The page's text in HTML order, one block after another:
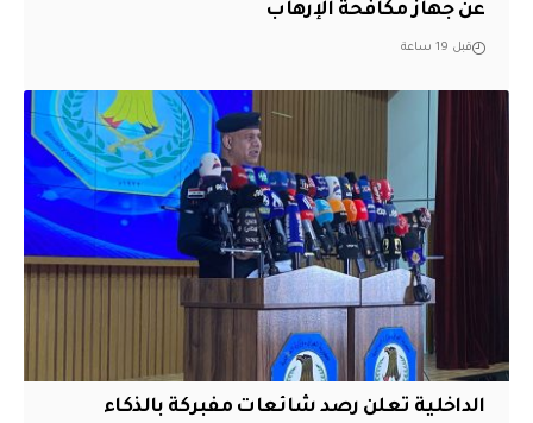
عن جهاز مكافحة الإرهاب
قبل 19 ساعة
الداخلية تعلن رصد شائعات مفبركة بالذكاء